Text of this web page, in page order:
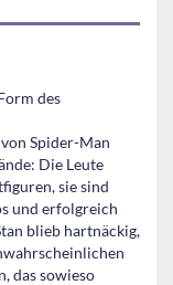
des
Spider-Man
Die Leute
sie sind
und erfolgreich
blieb hartnäckig,
das sowieso